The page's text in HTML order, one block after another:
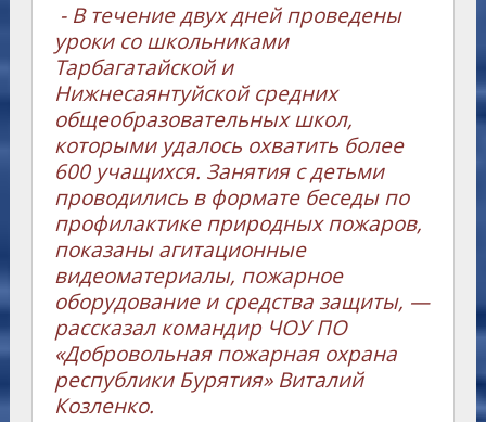
⁃ В течение двух дней проведены
уроки со школьниками
Тарбагатайской и
Нижнесаянтуйской средних
общеобразовательных школ,
которыми удалось охватить более
600 учащихся. Занятия с детьми
проводились в формате беседы по
профилактике природных пожаров,
показаны агитационные
видеоматериалы, пожарное
оборудование и средства защиты, —
рассказал командир ЧОУ ПО
«Добровольная пожарная охрана
республики Бурятия» Виталий
Козленко.